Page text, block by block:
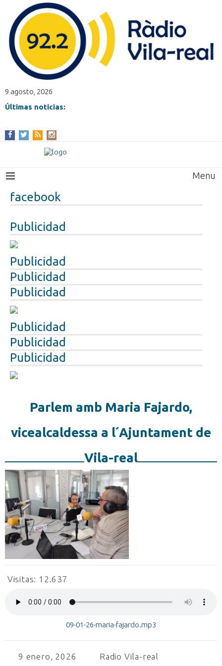
9 agosto, 2026
Últimas noticias:
Menu
facebook
Publicidad
Publicidad
Publicidad
Publicidad
Publicidad
Publicidad
Publicidad
Parlem amb Maria Fajardo,
vicealcaldessa a l´Ajuntament de
Vila-real
Visitas: 12.637
09-01-26-maria-fajardo.mp3
9 enero, 2026 Radio Vila-real